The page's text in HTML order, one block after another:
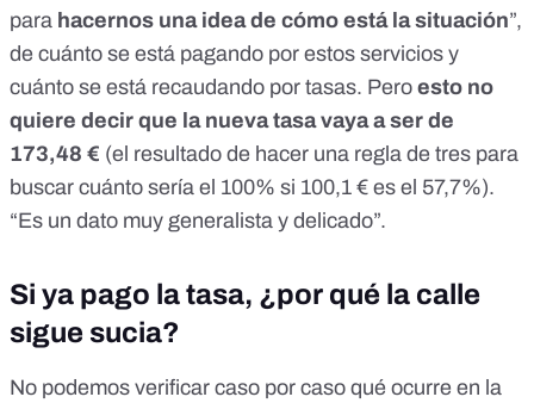
para hacernos una idea de cómo está la situación”,
de cuánto se está pagando por estos servicios y
cuánto se está recaudando por tasas. Pero esto no
quiere decir que la nueva tasa vaya a ser de
173,48 € (el resultado de hacer una regla de tres para
buscar cuánto sería el 100% si 100,1 € es el 57,7%).
“Es un dato muy generalista y delicado”.
Si ya pago la tasa, ¿por qué la calle
sigue sucia?
No podemos verificar caso por caso qué ocurre en la